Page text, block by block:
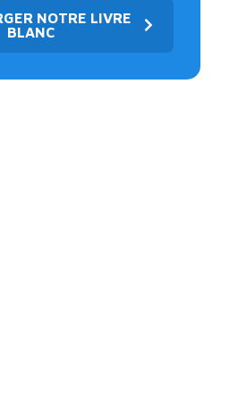
NOTRE LIVRE
BLANC